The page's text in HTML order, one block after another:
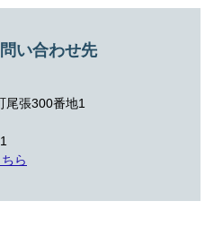
い合わせ先
尾張300番地1
ら